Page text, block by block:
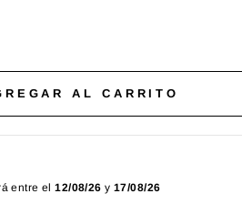
AL CARRITO
entre el12/08/26 y 17/08/26